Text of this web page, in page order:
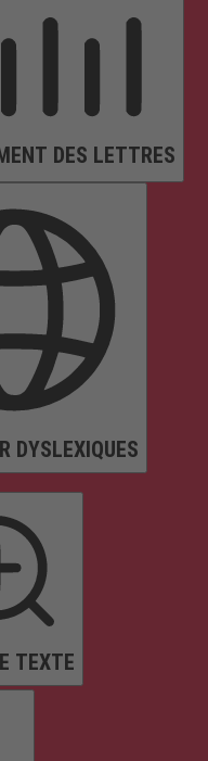
DES LETTRES
DYSLEXIQUES
TEXTE